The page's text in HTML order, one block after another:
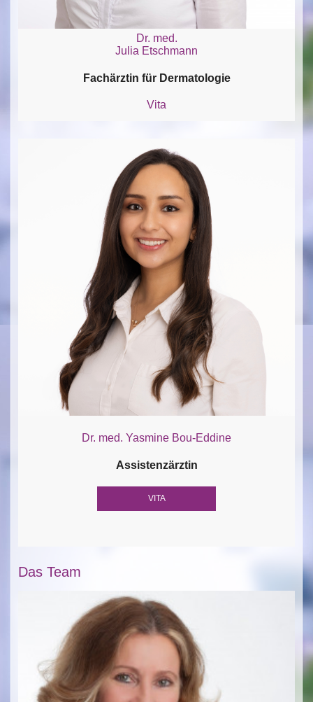
Dr. med.
Julia Etschmann
Fachärztin für Dermatologie
Vita
Dr. med. Yasmine Bou-Eddine
Assistenzärztin
VITA
Das Team